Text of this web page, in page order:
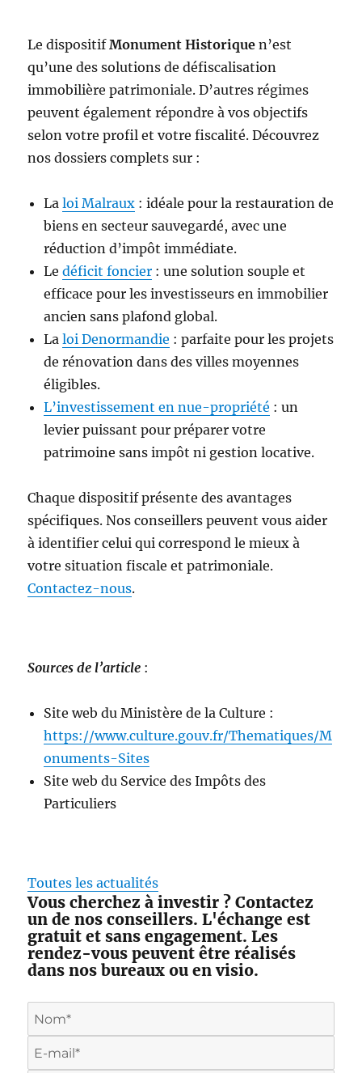
Le dispositifMonument Historique n’est
qu’une des solutions de défiscalisation
immobilière patrimoniale. D’autres régimes
peuvent également répondre à vos objectifs
selon votre profil et votre fiscalité. Découvrez
nos dossiers complets sur :
Laloi Malraux : idéale pour la restauration de
biens en secteur sauvegardé, avec une
réduction d’impôt immédiate.
Ledéficit foncier : une solution souple et
efficace pour les investisseurs en immobilier
ancien sans plafond global.
Laloi Denormandie : parfaite pour les projets
de rénovation dans des villes moyennes
éligibles.
L’investissement en nue-propriété : un
levier puissant pour préparer votre
patrimoine sans impôt ni gestion locative.
Chaque dispositif présente des avantages
spécifiques. Nos conseillers peuvent vous aider
à identifier celui qui correspond le mieux à
votre situation fiscale et patrimoniale.
Contactez-nous.
Sources de l’article :
Site web du Ministère de la Culture :
https://www.culture.gouv.fr/Thematiques/M
onuments-Sites
Site web du Service des Impôts des
Particuliers
Toutes les actualités
Vous cherchez à investir ? Contactez
un de nos conseillers. L'échange est
gratuit et sans engagement. Les
rendez-vous peuvent être réalisés
dans nos bureaux ou en visio.